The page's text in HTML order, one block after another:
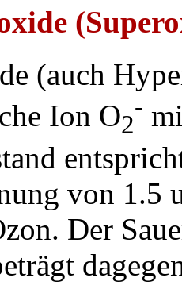
(auch
Ion O2
-
von 1.5
Der